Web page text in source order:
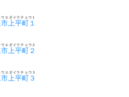
上平町１
エダイラチョウ１
上平町２
エダイラチョウ２
上平町３
エダイラチョウ３